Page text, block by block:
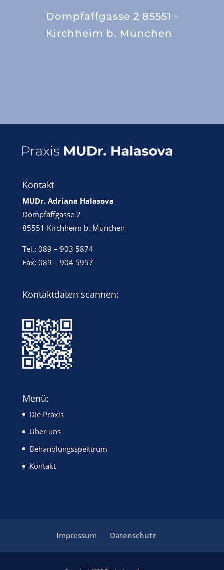
Dompfaffgasse 2 85551 -
Kirchheim b. München
Kontakt
MUDr. Adriana Halasova
Dompfaffgasse 2
85551 Kirchheim b. München
Tel.: 089 – 903 5874
Fax: 089 – 904 5957
Kontaktdaten scannen:
Menü:
Die Praxis
Über uns
Behandlungsspektrum
Kontakt
Impressum Datenschutz